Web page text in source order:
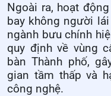
Ngoài ra, hoạt
bay không người
ngành bưu chính
quy định về vùng
bàn Thành phố,
gian tầm thấp và
công nghệ.